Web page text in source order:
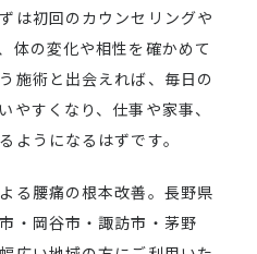
は初回のカウンセリングや
体の変化や相性を確かめて
施術と出会えれば、毎日の
やすくなり、仕事や家事、
ようになるはずです。
る腰痛の根本改善。長野県
・岡谷市・諏訪市・茅野